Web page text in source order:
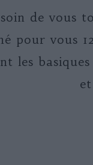
de
pour vous
les basiques
et